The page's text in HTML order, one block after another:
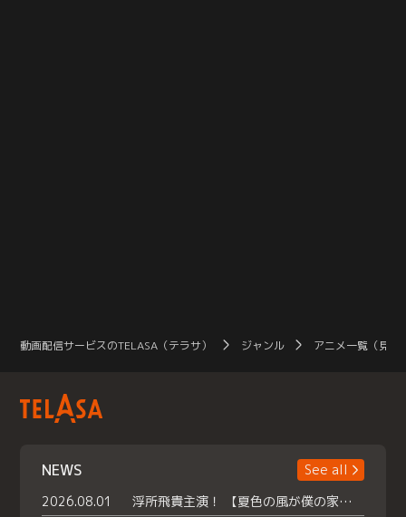
動画配信サービスのTELASA（テラサ） ジャンル アニメ一覧（見放
NEWS
See all
2026.08.01
浮所飛貴主演！ 【夏色の風が僕の家にやってきた】 本日よりテラサで独占配信スタート！